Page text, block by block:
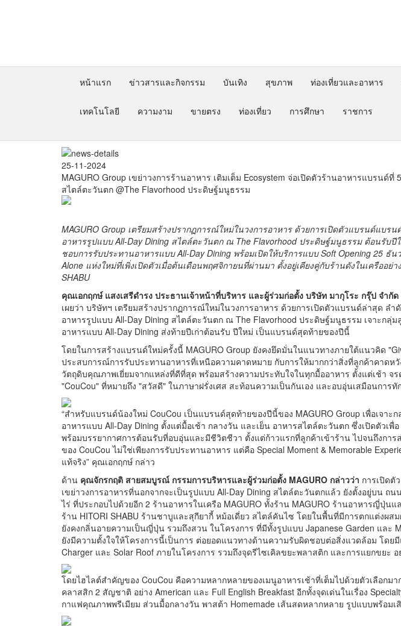
หน้าแรก ข่าวสารและกิจกรรม บันเทิง สุขภาพ ท่องเที่ยวและอาหาร
เทคโนโลยี ความงาม ขายตรง ท่องเที่ยว การศึกษา ราชการ
25-11-2024
MAGURO Group เขย่าวงการร้านอาหาร เติมเต็ม Ecosystem จ่อเปิดตัวร้านอาหารแบรนด์ที่
สไตล์ตะวันตก @The Flavorhood ประดิษฐ์มนูธรรม
MAGURO Group เตรียมสร้างปรากฏการณ์ใหม่ในวงการอาหาร ด้วยการเปิดตัวแบรนด์แบร
อาหารรูปแบบ All-Day Dining สไตล์ตะวันตก ณ The Flavorhood ประดิษฐ์มนูธรรม ต้อนรับปี
ชอบการรับประทานอาหารแบบ All-Day Dining พร้อมเปิดให้บริการแบบ Soft Opening 25 ธั
Alone แห่งใหม่ที่เพิ่งเปิดตัวเมื่อต้นเดือนพฤศจิกายนที่ผ่านมา ตั้งอยู่เคียงคู่กับร้านดังในเครืออย่า
SHABU
คุณเอกฤกษ์ แสงเสรีดำรง ประธานเจ้าหน้าที่บริหาร และผู้ร่วมก่อตั้ง บริษัท มากุโระ กรุ๊ป จำกั
เผยว่า บริษัทฯ เตรียมสร้างปรากฏการณ์ใหม่ในวงการอาหาร ด้วยการเปิดตัวแบรนด์ล่าสุด ลำ
อาหารรูปแบบ All-Day Dining สไตล์ตะวันตก ณ The Flavorhood ประดิษฐ์มนูธรรม เจาะกลุ่
อาหารแบบ All-Day Dining ส่งท้ายปีเก่าต้อนรับ ปีใหม่ เป็นแบรนด์สุดท้ายของปีนี้
โดยในการสร้างแบรนด์ใหม่ครั้งนี้ MAGURO Group ยังคงยึดมั่นในแนวทางภายใต้แนวคิด
ประสบการณ์การรับประทานอาหารที่เหนือความคาดหมาย กับการให้มากกว่าสิ่งที่ลูกค้าคาดหวั
วัตถุดิบคุณภาพเยี่ยมจากแหล่งที่ดีที่สุด พร้อมสร้างความประทับใจในทุกมื้ออาหาร ตั้งแต่เช้า จ
"CouCou" ที่หมายถึง "สวัสดี" ในภาษาฝรั่งเศส สะท้อนความเป็นกันเอง และอบอุ่นเสมือนการ
“สำหรับแบรนด์น้องใหม่ CouCou เป็นแบรนด์สุดท้ายของปีนี้ของ MAGURO Group เพื่อเจา
อาหารแบบ All-Day Dining ตั้งแต่มื้อเช้า กลางวัน และเย็น อาหารสไตล์ตะวันตก ซึ่งเปิดตัวเพื่
พร้อมบรรยากาศการต้อนรับที่อบอุ่นและมีชีวิตชีวา ตั้งแต่ก้าวแรกที่ลูกค้าเข้าร้าน ไปจนถึงการ
ของ CouCou ไม่ใช่เพียงการรับประทานอาหาร แต่คือ Special Moment & Memorable
แท้จริง” คุณเอกฤกษ์ กล่าว
ด้าน คุณจักรกฤติ สายสมบูรณ์ กรรมการบริหารและผู้ร่วมก่อตั้ง MAGURO กล่าวว่า การเปิดตั
เขย่าวงการอาหารที่นอกจากจะเป็นรูปแบบ All-Day Dining สไตล์ตะวันตกแล้ว ยังตั้งอยู่บน ถ
ไร่ ที่ประกอบไปด้วยอีก 2 ร้านอาหารในเครือ MAGURO ทั้งร้าน MAGURO ร้านอาหารญี่ปุ่น
ร้าน HITORI SHABU ร้านชาบูและสุกียากี้ หม้อเดี่ยว สไตล์คันไซ โดยในพื้นที่มีการตกแต่งผส
ยังคงกลิ่นอายความเป็นญี่ปุ่น รวมถึงสวน ในโครงการ ที่มีทั้งรูปแบบ Japanese Garden และ
ยังมีความตั้งใจให้โครงการนี้เป็นการ ต่อยอดแนวทางด้านความรับผิดชอบต่อสิ่งแวดล้อม โดย
Charger และ Solar Roof ภายในโครงการ รวมถึงจุดรีไซเคิลขยะพลาสติก และการแยกขยะ
โดยไฮไลต์สำคัญของ CouCou คือความหลากหลายของเมนูอาหารเช้าที่เต็มไปด้วยตัวเลือกม
คลาสสิก 2 สัญชาติ อย่าง American และ Full English Breakfast อีกทั้งจุดเด่นในเรื่อง
กาแฟคุณภาพพรีเมียม ส่วนมื้อกลางวัน พาสต้า Homemade เส้นสดหลากหลาย รูปแบบพร้อม